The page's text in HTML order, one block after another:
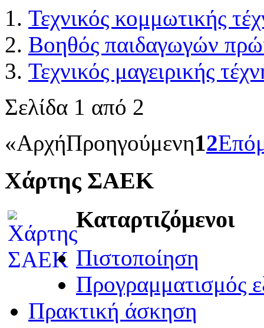
Τεχνικός κομμωτικής
Βοηθός παιδαγωγών
Τεχνικός μαγειρικής
Σελίδα 1 από 2
«ΑρχήΠροηγούμενη12
Χάρτης ΣΑΕΚ
Καταρτιζόμενοι
Πιστοποίηση
Προγραμματισμός
Πρακτική άσκηση